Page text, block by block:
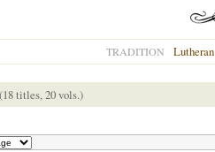
TRADITION Lutheran
(18 titles, 20 vols.)